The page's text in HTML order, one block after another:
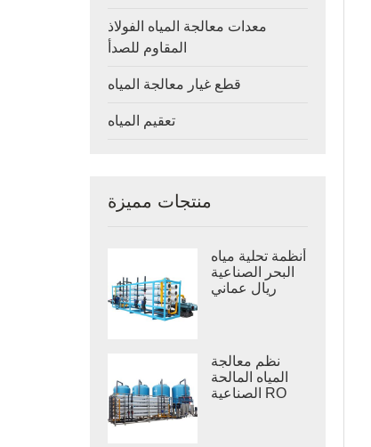
معدات معالجة المياه الفولاذ
المقاوم للصدأ
قطع غيار معالجة المياه
تعقيم المياه
منتجات مميزة
أنظمة تحلية مياه
البحر الصناعية
ريال عماني
نظم معالجة
المياه المالحة
الصناعية RO